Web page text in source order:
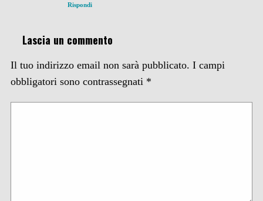
Rispondi
Lascia un commento
Il tuo indirizzo email non sarà pubblicato. I campi
obbligatori sono contrassegnati *